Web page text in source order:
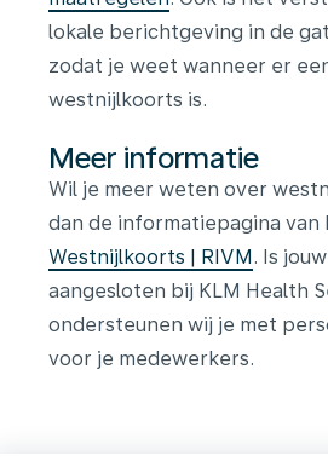
lokale berichtgeving in de
zodat je weet wanneer er
westnijlkoorts is.
Meer informatie
Wil je meer weten over
dan de informatiepagina van
Westnijlkoorts | RIVM . Is
aangesloten bij KLM Health
ondersteunen wij je met
voor je medewerkers.